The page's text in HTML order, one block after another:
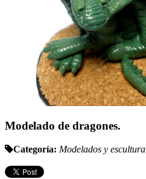
Modelado de dragones.
Categoría: Modelados y escultura